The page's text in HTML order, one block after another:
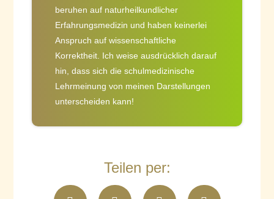
beruhen auf naturheilkundlicher
Erfahrungsmedizin und haben keinerlei
Anspruch auf wissenschaftliche
Korrektheit. Ich weise ausdrücklich darauf
hin, dass sich die schulmedizinische
Lehrmeinung von meinen Darstellungen
unterscheiden kann!
Teilen per: